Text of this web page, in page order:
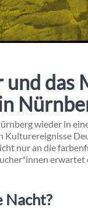
das
wieder in
Kulturereignisse
nur an die
Nacht?